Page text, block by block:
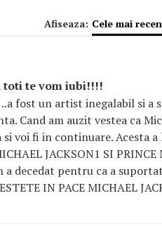
Afiseaza: Cele mai
toti te vom iubi!!!!
fost un artist inegalabil si a
Cand am auzit vestea ca
voi fi in continuare. Acesta
JACKSON1 SI PRINCE
a decedat pentru ca a
IN PACE MICHAEL